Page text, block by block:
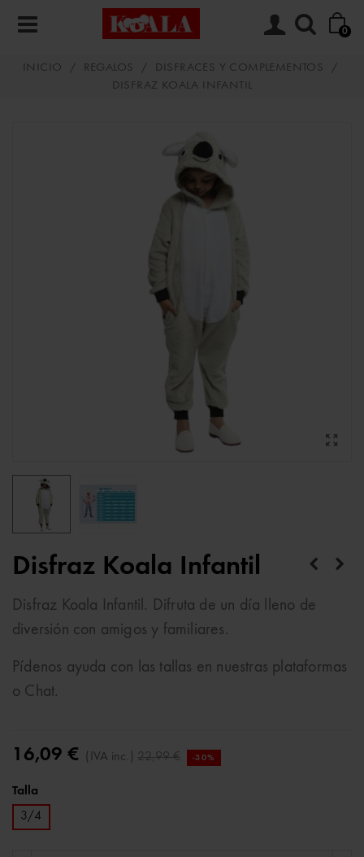
0
INICIO / REGALOS / DISFRACES Y COMPLEMENTOS
/
DISFRAZ KOALA INFANTIL
Disfraz Koala Infantil
Disfraz Koala Infantil. Difruta de un día lleno de
diversión con amigos y familiares.
Pídenos ayuda con las tallas en nuestras plataformas
o Chat.
16,09 € (IVA inc.) 22,99 € -30%
Talla
3/4